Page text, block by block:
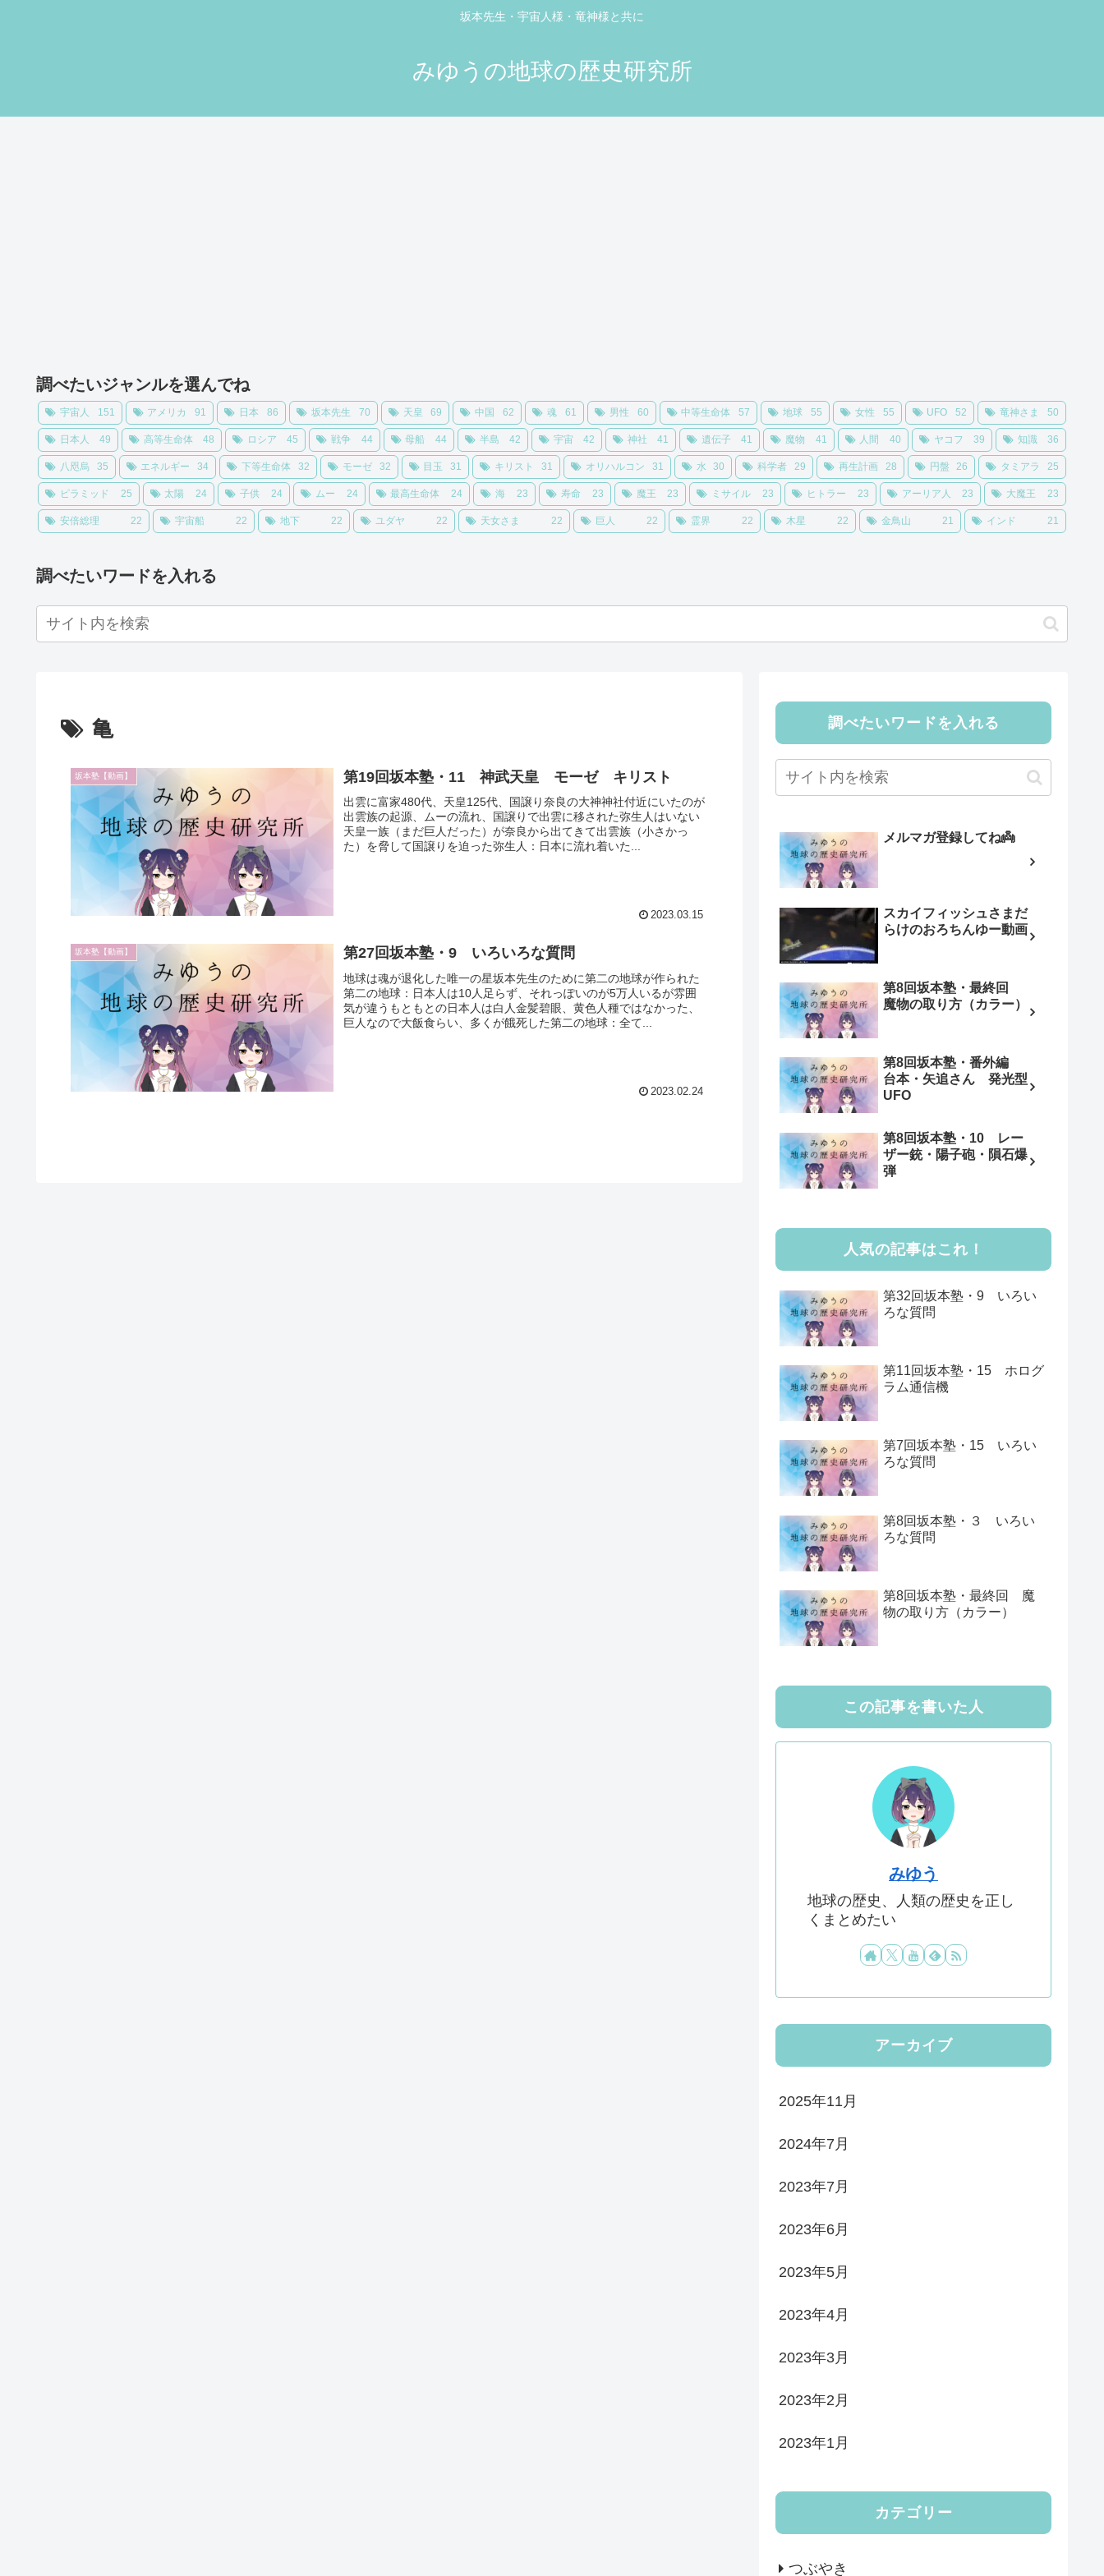
坂本先生・宇宙人様・竜神様と共に
みゆうの地球の歴史研究所
調べたいジャンルを選んでね
宇宙人 151 アメリカ 91 日本 86 坂本先生 70 天皇 69 中国 62 魂 61 男性 60 中等生命体 57 地球 55 女性 55 UFO 52 竜神さま 50
日本人 49 高等生命体 48 ロシア 45 戦争 44 母船 44 半島 42 宇宙 42 神社 41 遺伝子 41 魔物 41 人間 40 ヤコフ 39 知識 36
八咫烏 35 エネルギー 34 下等生命体 32 モーゼ 32 目玉 31 キリスト 31 オリハルコン 31 水 30 科学者 29 再生計画 28 円盤 26 タミアラ 25
ピラミッド 25 太陽 24 子供 24 ムー 24 最高生命体 24 海 23 寿命 23 魔王 23 ミサイル 23 ヒトラー 23 アーリア人 23 大魔王 23
安倍総理 22 宇宙船 22 地下 22 ユダヤ 22 天女さま 22 巨人 22 霊界 22 木星 22 金鳥山 21 インド 21
調べたいワードを入れる
亀
坂本塾【動画】 第19回坂本塾・11 神武天皇 モーゼ キリスト
出雲に富家480代、天皇125代、国譲り奈良の大神神社付近にいたのが
出雲族の起源、ムーの流れ、国譲りで出雲に移された弥生人はいない
天皇一族（まだ巨人だった）が奈良から出てきて出雲族（小さかっ
た）を脅して国譲りを迫った弥生人：日本に流れ着いた...
2023.03.15
坂本塾【動画】 第27回坂本塾・9 いろいろな質問
地球は魂が退化した唯一の星坂本先生のために第二の地球が作られた
第二の地球：日本人は10人足らず、それっぽいのが5万人いるが雰囲
気が違うもともとの日本人は白人金髪碧眼、黄色人種ではなかった、
巨人なので大飯食らい、多くが餓死した第二の地球：全て...
2023.02.24
調べたいワードを入れる
メルマガ登録してね👼
スカイフィッシュさまだ
らけのおろちんゆー動画
第8回坂本塾・最終回
魔物の取り方（カラー）
第8回坂本塾・番外編
台本・矢追さん 発光型
UFO
第8回坂本塾・10 レー
ザー銃・陽子砲・隕石爆
弾
人気の記事はこれ！
第32回坂本塾・9 いろい
ろな質問
第11回坂本塾・15 ホログ
ラム通信機
第7回坂本塾・15 いろい
ろな質問
第8回坂本塾・３ いろい
ろな質問
第8回坂本塾・最終回 魔
物の取り方（カラー）
この記事を書いた人
みゆう
地球の歴史、人類の歴史を正し
くまとめたい
アーカイブ
2025年11月
2024年7月
2023年7月
2023年6月
2023年5月
2023年4月
2023年3月
2023年2月
2023年1月
カテゴリー
つぶやき